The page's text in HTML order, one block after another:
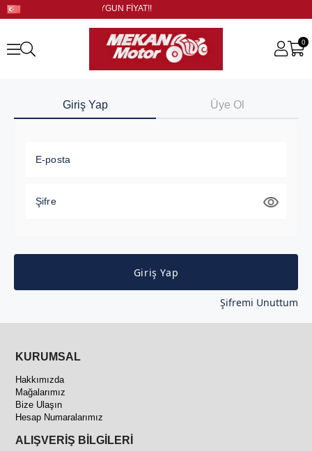
GÜNCEL STOK!! UYGUN FİYAT!!
0
Giriş Yap Üye Ol
E-posta
Şifre
Giriş Yap
Şifremi Unuttum
KURUMSAL
Hakkımızda
Mağalarımız
Bize Ulaşın
Hesap Numaralarımız
ALIŞVERİŞ BİLGİLERİ